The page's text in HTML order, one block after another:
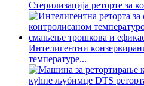
Стерилизација реторте за
Интелигентни
температуре...